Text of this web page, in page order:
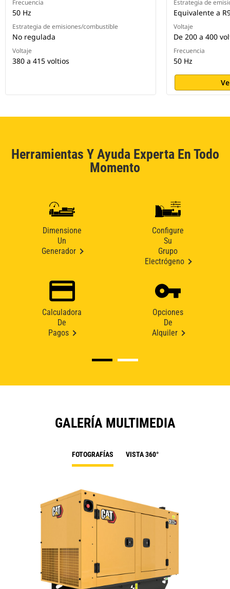
Frecuencia
50 Hz
Estrategia de emisiones/combustible
No regulada
Voltaje
380 a 415 voltios
Estrategia de
Equivalente a
Voltaje
De 200 a 400
Frecuencia
50 Hz
Herramientas Y Ayuda Experta En Todo
Momento
Dimensione
Un
Generador
Configure
Su
Grupo
Electrógeno
Calculadora
De
Pagos
Opciones
De
Alquiler
GALERÍA MULTIMEDIA
FOTOGRAFÍAS VISTA 360°